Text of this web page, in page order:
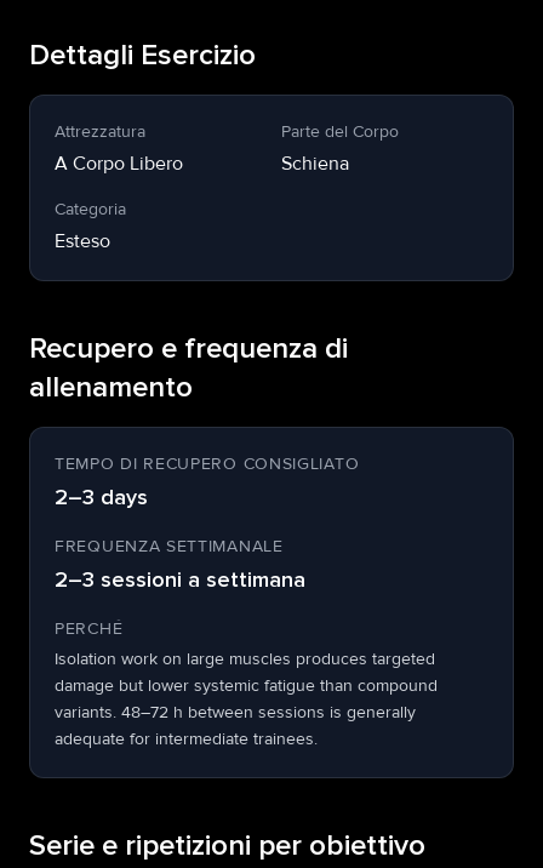
Dettagli Esercizio
Attrezzatura
A Corpo Libero
Parte del Corpo
Schiena
Categoria
Esteso
Recupero e frequenza di
allenamento
TEMPO DI RECUPERO CONSIGLIATO
2–3 days
FREQUENZA SETTIMANALE
2–3 sessioni a settimana
PERCHÉ
Isolation work on large muscles produces targeted
damage but lower systemic fatigue than compound
variants. 48–72 h between sessions is generally
adequate for intermediate trainees.
Serie e ripetizioni per obiettivo